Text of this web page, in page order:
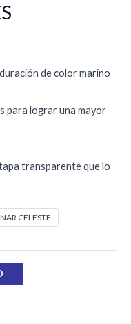
de color marino
para lograr una mayor
transparente que lo
CELESTE